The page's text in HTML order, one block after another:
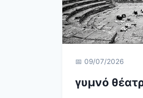
📅 09/07/2026
γυμνό